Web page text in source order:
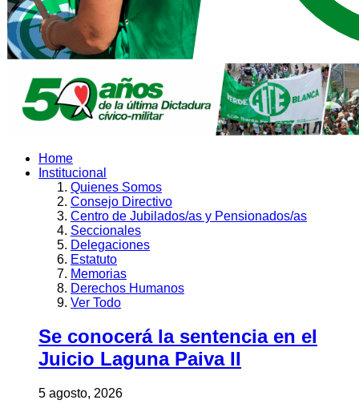
Home
Institucional
Quienes Somos
Consejo Directivo
Centro de Jubilados/as y Pensionados/as
Seccionales
Delegaciones
Estatuto
Memorias
Derechos Humanos
Ver Todo
Se conocerá la sentencia en el
Juicio Laguna Paiva II
5 agosto, 2026